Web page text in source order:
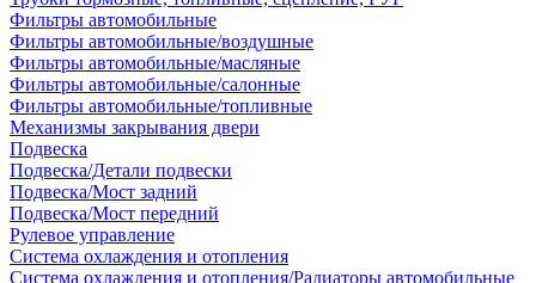
Фильтры автомобильные
Фильтры автомобильные/воздушные
Фильтры автомобильные/масляные
Фильтры автомобильные/салонные
Фильтры автомобильные/топливные
Механизмы закрывания двери
Подвеска
Подвеска/Детали подвески
Подвеска/Мост задний
Подвеска/Мост передний
Рулевое управление
Система охлаждения и отопления
Система охлаждения и отопления/Радиаторы автомобильные